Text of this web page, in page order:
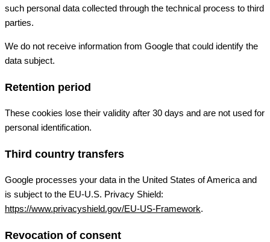
such personal data collected through the technical process to third
parties.
We do not receive information from Google that could identify the
data subject.
Retention period
These cookies lose their validity after 30 days and are not used for
personal identification.
Third country transfers
Google processes your data in the United States of America and
is subject to the EU-U.S. Privacy Shield:
https://www.privacyshield.gov/EU-US-Framework.
Revocation of consent